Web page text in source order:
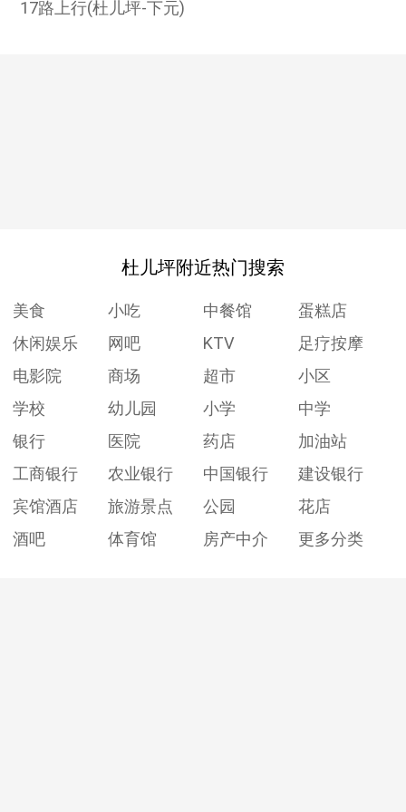
17路上行(杜儿坪-下元)
杜儿坪附近热门搜索
美食 小吃 中餐馆
蛋糕店
休闲娱乐
网吧 KTV
足疗按摩
电影院
商场 超市
小区
学校
幼儿园 小学
中学
银行
医院 药店
加油站
工商银行
农业银行 中国银行
建设银行
宾馆酒店
旅游景点 公园
花店
酒吧
体育馆 房产中介 更多分类